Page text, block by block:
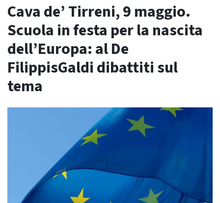
Cava de’ Tirreni, 9 maggio.
Scuola in festa per la nascita
dell’Europa: al De
FilippisGaldi dibattiti sul
tema